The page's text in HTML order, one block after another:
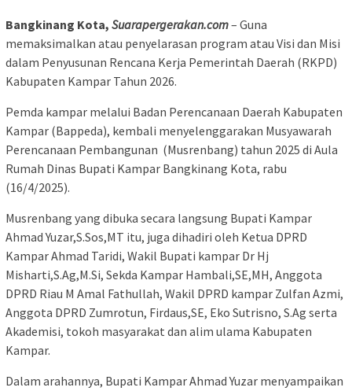
Bangkinang Kota, Suarapergerakan.com– Guna
memaksimalkan atau penyelarasan program atau Visi dan Misi
dalam Penyusunan Rencana Kerja Pemerintah Daerah (RKPD)
Kabupaten Kampar Tahun 2026.
Pemda kampar melalui Badan Perencanaan Daerah Kabupaten
Kampar (Bappeda), kembali menyelenggarakan Musyawarah
Perencanaan Pembangunan (Musrenbang) tahun 2025 di Aula
Rumah Dinas Bupati Kampar Bangkinang Kota, rabu
(16/4/2025).
Musrenbang yang dibuka secara langsung Bupati Kampar
Ahmad Yuzar,S.Sos,MT itu, juga dihadiri oleh Ketua DPRD
Kampar Ahmad Taridi, Wakil Bupati kampar Dr Hj
Misharti,S.Ag,M.Si, Sekda Kampar Hambali,SE,MH, Anggota
DPRD Riau M Amal Fathullah, Wakil DPRD kampar Zulfan Azmi,
Anggota DPRD Zumrotun, Firdaus,SE, Eko Sutrisno, S.Ag serta
Akademisi, tokoh masyarakat dan alim ulama Kabupaten
Kampar.
Dalam arahannya, Bupati Kampar Ahmad Yuzar menyampaikan